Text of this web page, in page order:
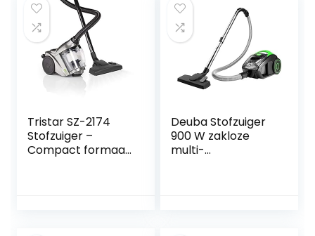
reservoir 30 l,
kabellengte 7,5 m,
luchthoeveelheid
4500 l/min)
107412103
Tristar SZ-2174
Stofzuiger –
Compact formaat
Deuba Stofzuiger
900 W zakloze
multi-